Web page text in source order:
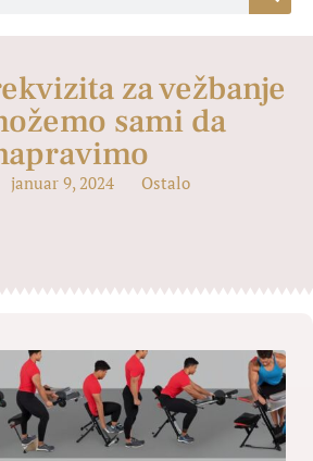
za vežbanje
sami da
januar 9, 2024 Ostalo